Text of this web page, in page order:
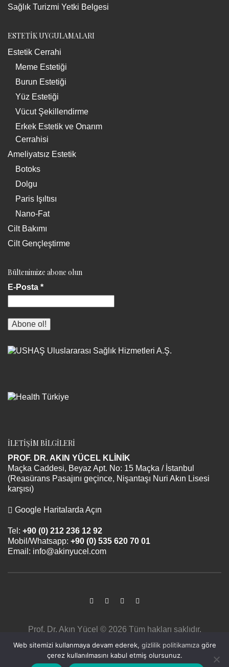
Sağlık Turizmi Yetki Belgesi
ESTETİK UYGULAMALARI
Estetik Cerrahi
Meme Estetiği
Burun Estetiği
Yüz Estetiği
Vücut Şekillendirme
Erkek Estetik ve Onarım
Cerrahisi
Ameliyatsız Estetik
Botoks
Dolgu
Paris Işıltısı
Nano-Fat
Cilt Bakımı
Cilt Gençleştirme
Bültenimize abone olun
E-Posta *
İLETİŞİM BİLGİLERİ
PROF. DR. AKIN YÜCEL KLİNİK
Maçka Caddesi, Beyaz Apt. No: 15 Maçka / İstanbul
(Reasürans Pasajını geçince, Nişantaşı Nuri Akın Lisesi
karşısı)
Google Haritalarda Açın
Tel: +90 (0) 212 236 12 92
Mobil/Whatsapp: +90 (0) 535 620 70 01
Email: info@akinyucel.com
Prof. Dr. Akın Yücel © 2026 Tüm hakları saklıdır.
için mutlaka doktorunuza başvurunuz.
SyberiumTechs
Web sitemizi kullanmaya devam ederek, gizlilik politikamızagöre
çerez kullanılmasını kabul etmiş olursunuz.